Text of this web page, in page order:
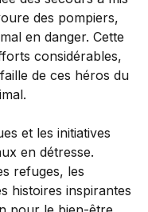
des pompiers,
en danger. Cette
considérables,
de ces héros du